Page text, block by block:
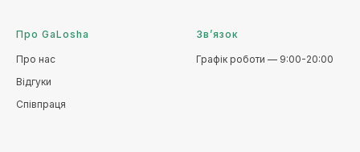
Про GaLosha
Про нас
Відгуки
Співпраця
Зв’язок
Графік роботи — 9:00-20:00